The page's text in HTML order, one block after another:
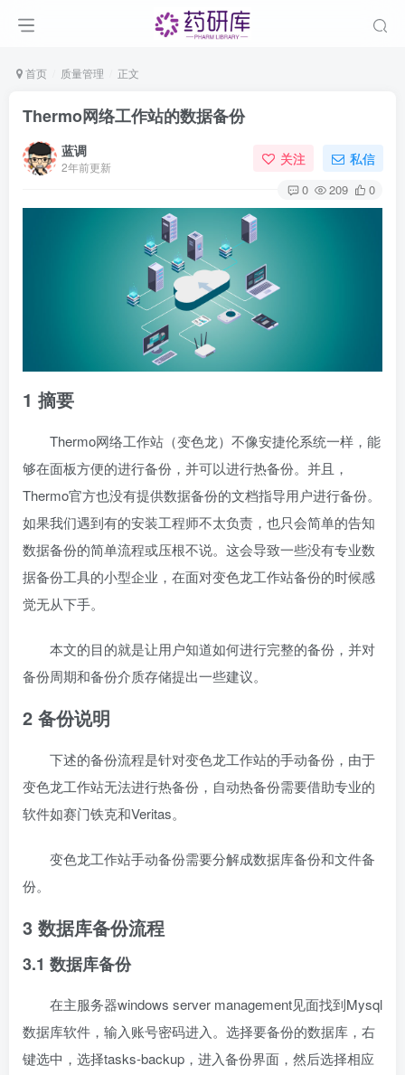
首页 质量管理 正文
Thermo网络工作站的数据备份
蓝调
2年前更新 关注 私信
0 209 0
1 摘要
Thermo网络工作站（变色龙）不像安捷伦系统一样，能
够在面板方便的进行备份，并可以进行热备份。并且，
Thermo官方也没有提供数据备份的文档指导用户进行备份。
如果我们遇到有的安装工程师不太负责，也只会简单的告知
数据备份的简单流程或压根不说。这会导致一些没有专业数
据备份工具的小型企业，在面对变色龙工作站备份的时候感
觉无从下手。
本文的目的就是让用户知道如何进行完整的备份，并对
备份周期和备份介质存储提出一些建议。
2 备份说明
下述的备份流程是针对变色龙工作站的手动备份，由于
变色龙工作站无法进行热备份，自动热备份需要借助专业的
软件如赛门铁克和Veritas。
变色龙工作站手动备份需要分解成数据库备份和文件备
份。
3 数据库备份流程
3.1 数据库备份
在主服务器windows server management见面找到Mysql
数据库软件，输入账号密码进入。选择要备份的数据库，右
键选中，选择tasks-backup，进入备份界面，然后选择相应